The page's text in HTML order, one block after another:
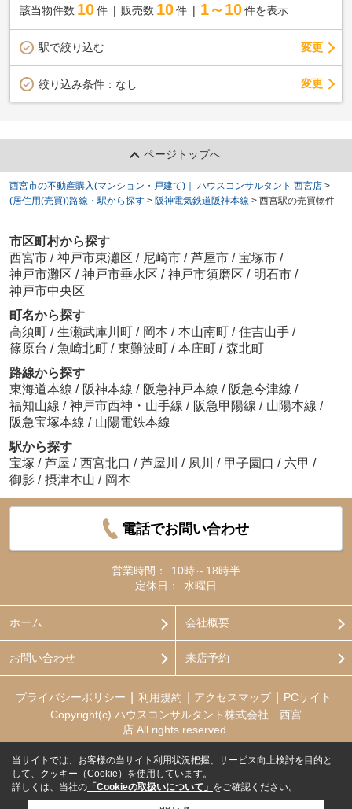
該当物件数 10件 販売数 10 件 1～10 件を表示
駅で絞り込む 変更
絞り込み条件： なし 変更
ページトップへ
西宮市の不動産購入(マンション・戸建て)｜ ハウスコンサルタント 西宮店 >
(居住用(売買))路線・駅から探す > 阪神電気鉄道阪神本線 > 西宮駅の売買物件
市区町村から探す
西宮市 / 神戸市東灘区 / 尼崎市 / 芦屋市 / 宝塚市 /
神戸市灘区 / 神戸市垂水区 / 神戸市須磨区 / 明石市 /
神戸市中央区
町名から探す
高須町 / 生瀬武庫川町 / 岡本 / 本山南町 / 住吉山手 /
篠原台 / 魚崎北町 / 東難波町 / 本庄町 / 森北町
路線から探す
東海道本線 / 阪神本線 / 阪急神戸本線 / 阪急今津線 /
福知山線 / 神戸市西神・山手線 / 阪急甲陽線 / 山陽本線 /
阪急宝塚本線 / 山陽電鉄本線
駅から探す
宝塚 / 芦屋 / 西宮北口 / 芦屋川 / 夙川 / 甲子園口 / 六甲 /
御影 / 摂津本山 / 岡本
電話でお問い合わせ
営業時間：
10時～18時半
定休日：
水曜日
ホーム 会社概要
お問い合わせ 来店予約
プライバシーポリシー 利用規約 アクセスマップ
PCサイト
Copyright(c) ハウスコンサルタント株式会社 西宮
店 All rights reserved.
当サイトでは、お客様の当サイト利用状況把握、サービス向上検討を目的と
して、クッキー（Cookie）を使用しています。
詳しくは、当社の 「Cookieの取扱いについて」 をご確認ください。